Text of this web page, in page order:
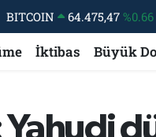
DOLAR 47,5971 %0.05
EURO
55,1336
%0.18
BİST100
13.703
%0
İktibas Büyük